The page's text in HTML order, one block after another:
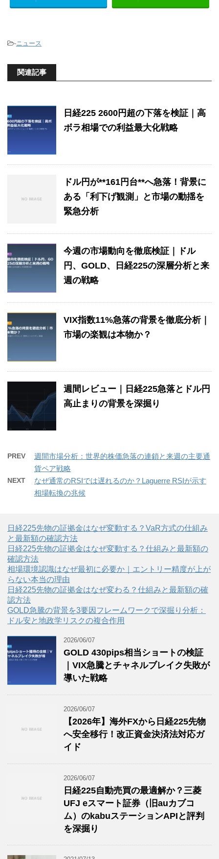
-ニュース
関連記事
日経225 2600円超の下落を検証｜高
ボラ相場での利益最大化戦略
ドル円が**161円台**へ急落！背景に
ある「利下げ観測」と市場の動揺を
緊急分析
今週の市場動向を徹底検証｜ドル
円、GOLD、日経225の深層分析と来
週の戦略
VIX指数11%急落の背景を徹底分析｜
市場の楽観は本物か？
週間レビュー｜日経225急落とドル円
高止まりの背景を深掘り
PREV
週間市場分析：世界的株価急落の連鎖と来週の主要通
貨ペア戦略
NEXT
なぜ通常のRSIでは遅れるのか？Laguerre RSIが示す
相場転換の兆候
日経225先物の証拠金はなぜ変動する？VaR方式の仕組み
と最新額の確認方法
日経225先物の証拠金はなぜ変動する？仕組みと最新額の
確認方法
相場環境認識はなぜ最初に必要か｜エントリー精度が上が
らない本当の理由
日経225先物の証拠金はなぜ変わる？仕組みと最新額の確
認方法
GOLD急騰の背景を3要因フレームワークで深掘り分析：
ドル安と地政学リスクの複合作用
2026/06/07
GOLD 430pips相当ショートの検証
｜VIX急騰とチャネルブレイク失敗が
導いた戦略
2026/06/07
【2026年】海外FXから日経225先物
へ安全移行！改正資金決済法対応ガ
イド
2026/06/07
日経225自動売買の最適解か？三菱
UFJ eスマート証券（旧auカブコ
ム）のkabuステーションAPIと評判
を深掘り